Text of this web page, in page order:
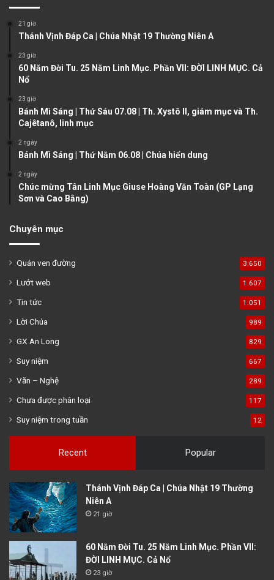
u
g
21 giờ
Thánh Vịnh Đáp Ca | Chúa Nhật 19 Thường Niên A
23 giờ
60 Năm Đời Tu. 25 Năm Linh Mục. Phần VII: ĐỜI LINH MỤC. Cả
Nổ
23 giờ
Bánh Mì Sáng | Thứ Sáu 07.08 | Th. Xystô II, giám mục và Th.
Cajêtanô, linh mục
2 ngày
Bánh Mì Sáng | Thứ Năm 06.08 | Chúa hiển dung
2 ngày
Chúc mừng Tân Linh Mục Giuse Hoàng Văn Toàn (GP Lạng
Sơn và Cao Bằng)
Chuyên mục
Quán ven đường 3.650
Lướt web 1.607
Tin tức 1.051
Lời Chúa 989
GX An Long 829
Suy niệm 667
Văn – Nghệ 289
Chưa được phân loại 117
Suy niệm trong tuần 12
Recent Popular
Thánh Vịnh Đáp Ca | Chúa Nhật 19 Thường
Niên A
21 giờ
60 Năm Đời Tu. 25 Năm Linh Mục. Phần VII:
ĐỜI LINH MỤC. Cả Nổ
23 giờ